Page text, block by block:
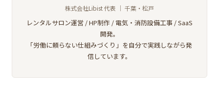
株式会社Libist 代表 ｜ 千葉・松戸
レンタルサロン運営 / HP制作 / 電気・消防設備工事 / SaaS
開発。
「労働に頼らない仕組みづくり」を自分で実践しながら発
信しています。